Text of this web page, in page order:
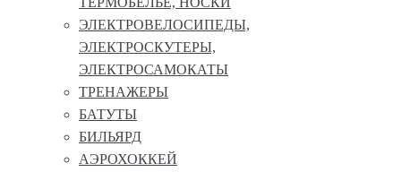
ЭЛЕКТРОВЕЛОСИПЕДЫ,
ЭЛЕКТРОСКУТЕРЫ,
ЭЛЕКТРОСАМОКАТЫ
ТРЕНАЖЕРЫ
БАТУТЫ
БИЛЬЯРД
АЭРОХОККЕЙ